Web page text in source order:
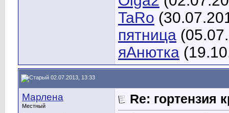
TaRo
пятница
яАнютка
02.07.2013, 13:33
Марлена
Местный Re: гортензия